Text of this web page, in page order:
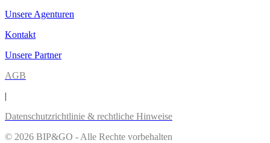
Unsere Agenturen
Kontakt
Unsere Partner
AGB
|
Datenschutzrichtlinie & rechtliche Hinweise
© 2026 BIP&GO - Alle Rechte vorbehalten